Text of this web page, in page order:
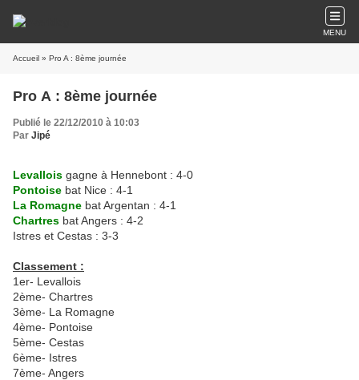
MENU
Accueil » Pro A : 8ème journée
Pro A : 8ème journée
Publié le 22/12/2010 à 10:03
Par Jipé
Levallois gagne à Hennebont : 4-0
Pontoise bat Nice : 4-1
La Romagne bat Argentan : 4-1
Chartres bat Angers : 4-2
Istres et Cestas : 3-3
Classement :
1er- Levallois
2ème- Chartres
3ème- La Romagne
4ème- Pontoise
5ème- Cestas
6ème- Istres
7ème- Angers